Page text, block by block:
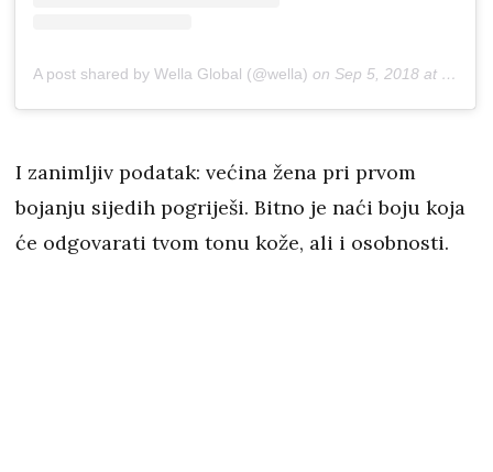
A post shared by Wella Global (@wella) on Sep 5, 2018 at 8:00am PDT
I zanimljiv podatak: većina žena pri prvom
bojanju sijedih pogriješi. Bitno je naći boju koja
će odgovarati tvom tonu kože, ali i osobnosti.